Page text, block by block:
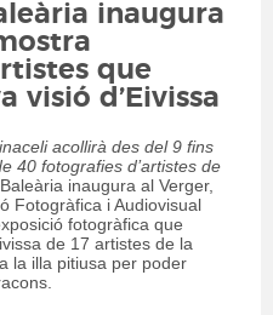
inaugura
que
visió d’Eivissa
acollirà des del 9 fins
40 fotografies d’artistes de
inaugura al Verger,
Fotogràfica i Audiovisual
fotogràfica que
de 17 artistes de la
la illa pitiusa per poder